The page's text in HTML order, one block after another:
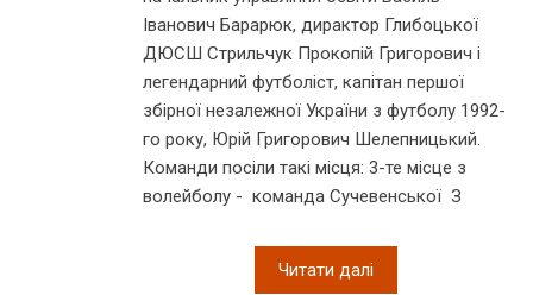
Іванович Барарюк, дирактор Глибоцької
ДЮСШ Стрильчук Прокопій Григорович і
легендарний футболіст, капітан першої
збірної незалежної України з футболу 1992-
го року, Юрій Григорович Шелепницький.
Команди посіли такі місця: 3-те місце з
волейболу - команда Сучевенської З
Читати далі